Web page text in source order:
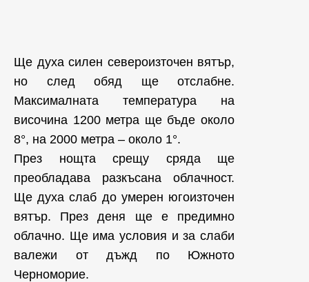
Ще духа силен североизточен вятър,
но след обяд ще отслабне.
Максималната температура на
височина 1200 метра ще бъде около
8°, на 2000 метра – около 1°.
През нощта срещу сряда ще
преобладава разкъсана облачност.
Ще духа слаб до умерен югоизточен
вятър. През деня ще е предимно
облачно. Ще има условия и за слаби
валежи от дъжд по Южното
Черноморие.